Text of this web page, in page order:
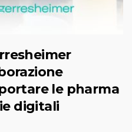
le pharma
digitali